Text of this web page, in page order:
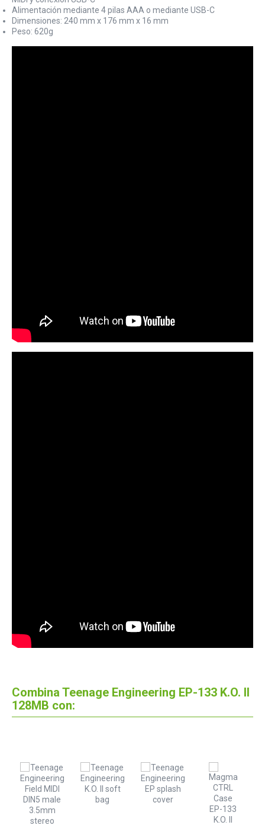
Alimentación mediante 4 pilas AAA o mediante USB-C
Dimensiones: 240 mm x 176 mm x 16 mm
Peso: 620g
Combina Teenage Engineering EP-133 K.O. II
128MB con: